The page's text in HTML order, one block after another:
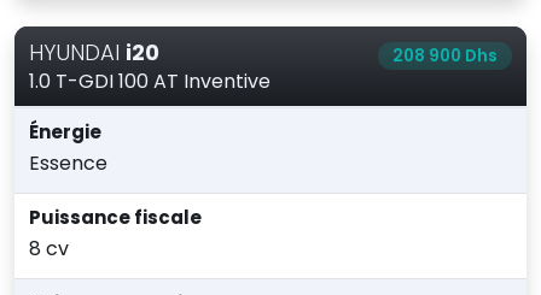
HYUNDAI i20
1.0 T-GDI 100 AT Inventive
208 900 Dhs
Énergie
Essence
Puissance fiscale
8 cv